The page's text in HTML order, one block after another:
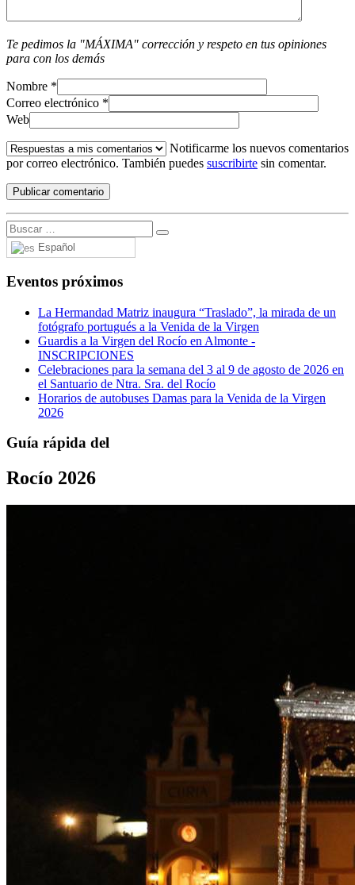
Te pedimos la "MÁXIMA" corrección y respeto en tus opiniones
para con los demás
Nombre *
Correo electrónico *
Web
Notificarme los nuevos comentarios
por correo electrónico. También puedes suscribirte sin comentar.
Español
Eventos próximos
La Hermandad Matriz inaugura “Traslado”, la mirada de un
fotógrafo portugués a la Venida de la Virgen
Guardis a la Virgen del Rocío en Almonte -
INSCRIPCIONES
Celebraciones para la semana del 3 al 9 de agosto de 2026 en
el Santuario de Ntra. Sra. del Rocío
Horarios de autobuses Damas para la Venida de la Virgen
2026
Guía rápida del
Rocío 2026